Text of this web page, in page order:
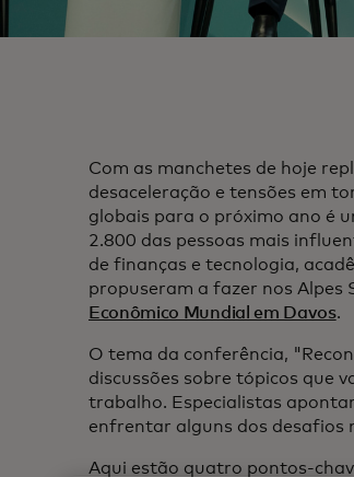
Com as manchetes de hoje
desaceleração e tensões em
globais para o próximo ano é
2.800 das pessoas mais
de finanças e tecnologia,
propuseram a fazer nos Alpes
Econômico Mundial em Davos.
O tema da conferência,
discussões sobre tópicos que
trabalho. Especialistas
enfrentar alguns dos desafios
Aqui estão quatro pontos-